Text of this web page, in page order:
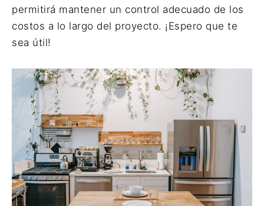
permitirá mantener un control adecuado de los
costos a lo largo del proyecto. ¡Espero que te
sea útil!